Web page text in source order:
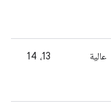
عالية 13، 14